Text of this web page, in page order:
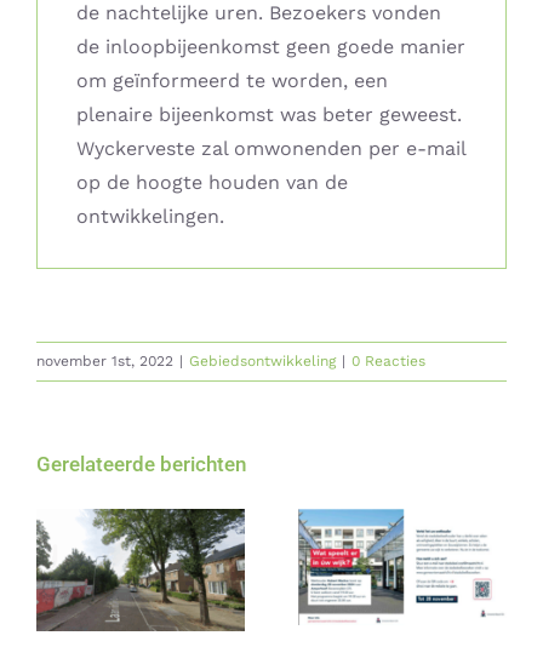
de nachtelijke uren. Bezoekers vonden
de inloopbijeenkomst geen goede manier
om geïnformeerd te worden, een
plenaire bijeenkomst was beter geweest.
Wyckerveste zal omwonenden per e-mail
op de hoogte houden van de
ontwikkelingen.
november 1st, 2022 | Gebiedsontwikkeling | 0 Reacties
Gerelateerde berichten